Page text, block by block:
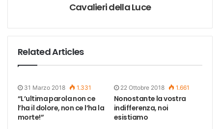
Cavalieri della Luce
Related Articles
31 Marzo 2018 1.331
“L’ultima parola non ce
l’ha il dolore, non ce l’ha la
morte!”
22 Ottobre 2018 1.661
Nonostante la vostra
indifferenza, noi
esistiamo